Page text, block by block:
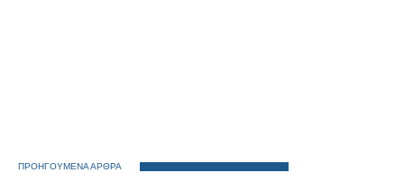
ΠΡΟΗΓΟΥΜΕΝΑ ΑΡΘΡΑ